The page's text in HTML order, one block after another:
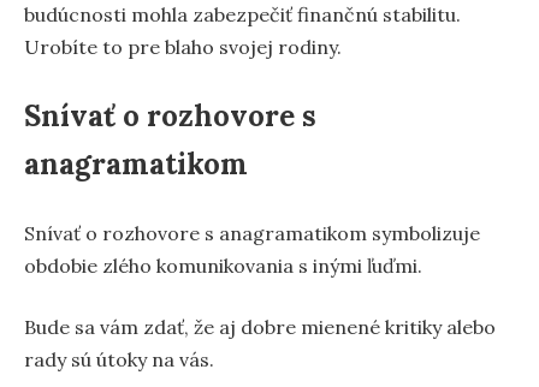
budúcnosti mohla zabezpečiť finančnú stabilitu.
Urobíte to pre blaho svojej rodiny.
Snívať o rozhovore s
anagramatikom
Snívať o rozhovore s anagramatikom symbolizuje
obdobie zlého komunikovania s inými ľuďmi.
Bude sa vám zdať, že aj dobre mienené kritiky alebo
rady sú útoky na vás.